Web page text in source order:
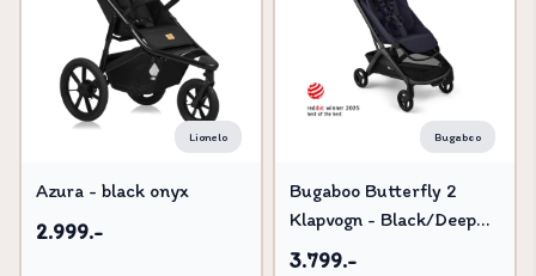
Pris lav til høj
Titel, A-Å
Titel, Å-A
Lionelo
Azura - black onyx
2.999.-
Bugaboo
Bugaboo Butterfly 2
Klapvogn - Black/Deep
Indigo
3.799.-